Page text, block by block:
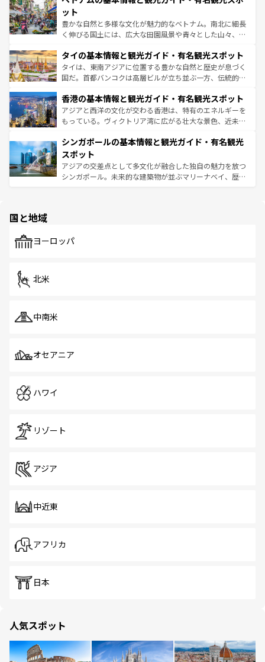
照してほしい。
できる。そして、キムチや焼肉、絶品のストリートフード
まで、さまざまな韓国料理が待っている。夜には、韓国な
らではのナイトライフも堪能できる。あたたかいホスピタ
わってみてほしい。 なお、新着の韓国情報はコンテンツ一
覧 を参照してほしい。
ット
豊かな自然と多様な文化が魅力的なベトナム。南北に細長
く伸びる国土には、広大な田園風景や青々とした山々、世
急速な発展と共に伝統が息づく。ハノイの古い町並みやホ
ーチミン市のフランス統治時代の建物も、独特の雰囲気を
醸し出している。また、バラエティの豊かさとおいしさで
とつ。フォーやバインミー、ベトナムコーヒーなどは、ぜ
ひ現地で味わいたい。どの地域を訪れてもあたたかい人々
が旅行者を迎えてくれるので、きっと忘れられない旅にな
参照してほしい。
タイの基本情報と観光ガイド・有名観光スポット
タイは、東南アジアに位置する豊かな自然と歴史が息づく
国だ。首都バンコクは高層ビルが立ち並ぶ一方、伝統的な
の活気が交差している。北部ではチェンマイなどの山岳地
帯で自然と触れ合い、南部ではプーケットやクラビの美し
いビーチでリゾート気分を楽しむことができる。タイ料理
激する。気候は一年中温暖で、どの季節にも異なる楽しみ
が待っている。親しみやすいタイの人々、仏教を中心とし
た文化、そして多様な観光資源が、訪れる旅人を魅了し続
ける。 なお、新着のタイ情報はコンテンツ一覧を参照して
香港の基本情報と観光ガイド・有名観光スポット
アジアと西洋の文化が交わる香港は、特有のエネルギーを
もっている。ヴィクトリア湾に広がる壮大な景色、近未来
み、どこを訪れても感動するはず。観光スポットが密集し
ており、効率よく見どころを回れるのも魅力。息をのむよ
うな絶景から文化的な体験まで、香港を存分に楽しみ尽く
そう。 なお、新着の香港情報はコンテンツ一覧を参照して
シンガポールの基本情報と観光ガイド・有名観光
スポット
アジアの交差点として多文化が融合した独自の魅力を放つ
シンガポール。未来的な建築物が並ぶマリーナベイ、歴史
で、ホーカーズは地元の風情を楽しめる外せないスポット
国と地域
ヨーロッパ
北米
中南米
オセアニア
ハワイ
リゾート
アジア
中近東
アフリカ
日本
人気スポット